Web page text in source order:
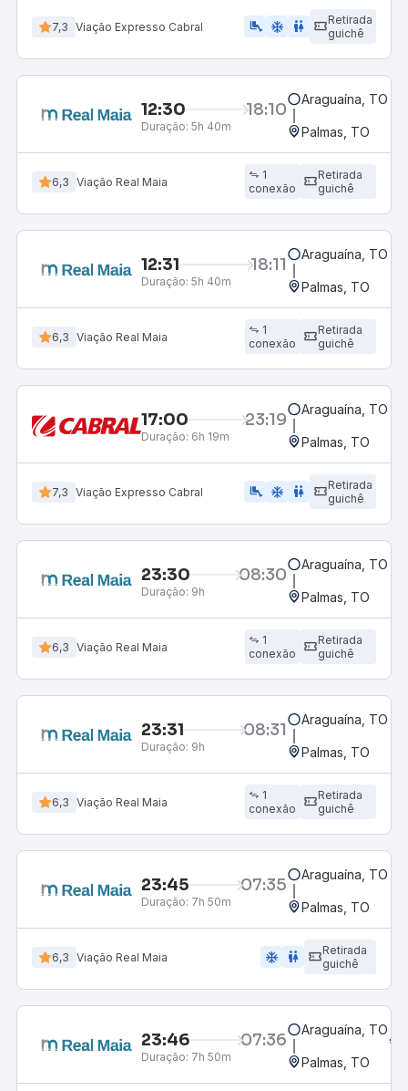
7,3 Viação Expresso Cabral airline_seat_legroom_extra ac_unit wc
Retirada
guichê
12:30 18:10
Duração: 5h 40m
Araguaína, TO
Palmas, TO
6,3 Viação Real Maia
1
conexão
Retirada
guichê
12:31 18:11
Duração: 5h 40m
Araguaína, TO
Palmas, TO
6,3 Viação Real Maia
1
conexão
Retirada
guichê
17:00 23:19
Duração: 6h 19m
Araguaína, TO
Palmas, TO
7,3 Viação Expresso Cabral airline_seat_legroom_extra ac_unit WC
Retirada
guichê
23:30 08:30
Duração: 9h
Araguaína, TO
Palmas, TO
6,3 Viação Real Maia
1
conexão
Retirada
guichê
23:31 08:31
Duração: 9h
Araguaína, TO
Palmas, TO
6,3 Viação Real Maia
1
conexão
Retirada
guichê
23:45 07:35
Duração: 7h 50m
Araguaína, TO
Palmas, TO
6,3 Viação Real Maia ac_unit wc
Retirada
guichê
23:46 07:36
Duração: 7h 50m
Araguaína, TO
Palmas, TO